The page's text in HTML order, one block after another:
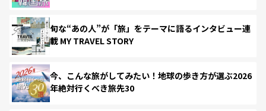
旬な“あの人”が「旅」をテーマに語るインタビュー連
載 MY TRAVEL STORY
今、こんな旅がしてみたい！地球の歩き方が選ぶ2026
年絶対行くべき旅先30